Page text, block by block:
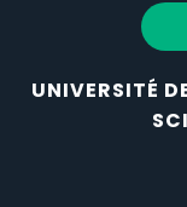
UNIVERSITÉ